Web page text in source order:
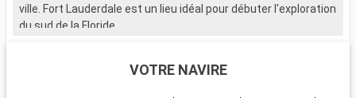
ville. Fort Lauderdale est un lieu idéal pour débuter l'exploration
du sud de la Floride.
Fort Lauderdale est réputée pour ses plages de sable et ses
VOTRE NAVIRE